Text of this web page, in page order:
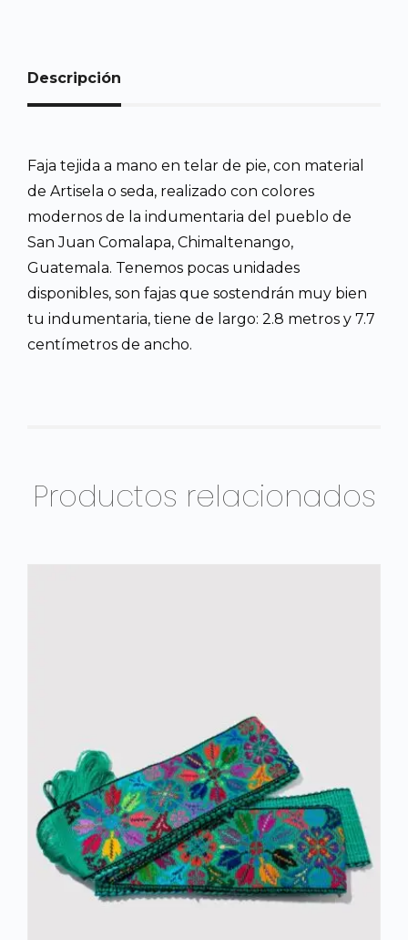
Descripción
Faja tejida a mano en telar de pie, con material
de Artisela o seda, realizado con colores
modernos de la indumentaria del pueblo de
San Juan Comalapa, Chimaltenango,
Guatemala. Tenemos pocas unidades
disponibles, son fajas que sostendrán muy bien
tu indumentaria, tiene de largo: 2.8 metros y 7.7
centímetros de ancho.
Productos relacionados